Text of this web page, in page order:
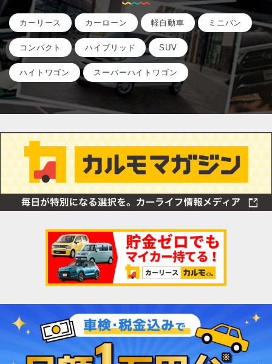
カーリース カーローン 軽自動車 ミニバン
コンパクト ハイブリッド SUV
ハイトワゴン スーパーハイトワゴン